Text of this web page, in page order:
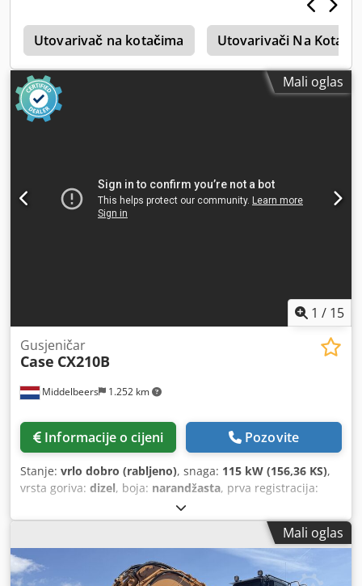
Utovarivač na kotačima Utovarivači Na
Mali oglas
1 / 15
Middelbeers 1.252 km
Gusjeničar
Case CX210B
Informacije o cijeni Pozovite
Stanje: vrlo dobro (rabljeno), snaga: 115 kW (156,36 KS),
vrsta goriva: dizel, boja: narandžasta, prva registracija:
2012
Mali oglas